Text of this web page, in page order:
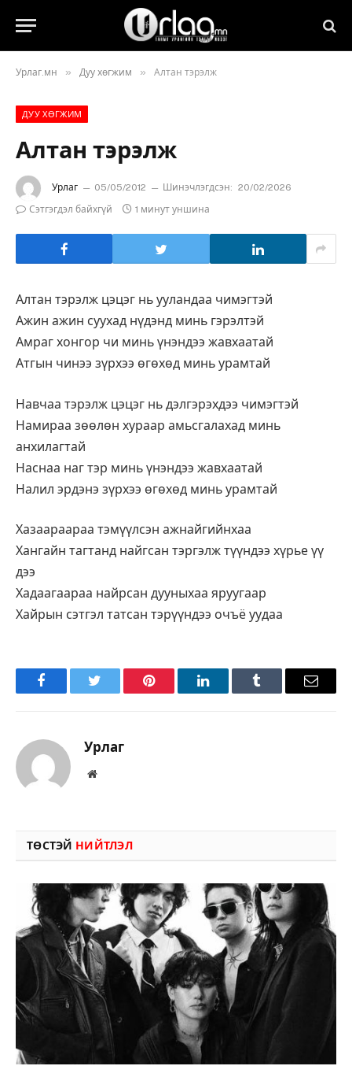
Урлаг.мн » Дуу хөгжим » Алтан тэрэлж
ДУУ ХӨГЖИМ
Алтан тэрэлж
Урлаг 05/05/2012 Шинэчлэгдсэн: 20/02/2026
Сэтгэгдэл байхгүй
1 минут уншина
Алтан тэрэлж цэцэг нь ууландаа чимэгтэй
Ажин ажин суухад нүдэнд минь гэрэлтэй
Амраг хонгор чи минь үнэндээ жавхаатай
Атгын чинээ зүрхээ өгөхөд минь урамтай
Навчаа тэрэлж цэцэг нь дэлгэрэхдээ чимэгтэй
Намираа зөөлөн хураар амьсгалахад минь
анхилагтай
Наснаа наг тэр минь үнэндээ жавхаатай
Налил эрдэнэ зүрхээ өгөхөд минь урамтай
Хазаараараа тэмүүлсэн ажнайгийнхаа
Хангайн тагтанд найгсан тэргэлж түүндээ хүрье үү
дээ
Хадаагаараа найрсан дууныхаа яруугаар
Хайрын сэтгэл татсан тэрүүндээ очъё уудаа
FacebookTwitter Pinterest LinkedInTumblr Имэйл
Урлаг
Вэбсайт
ТӨСТЭЙ НИЙТЛЭЛ